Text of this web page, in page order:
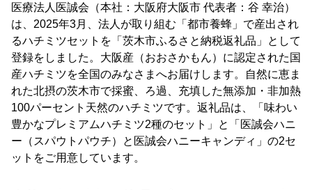
医療法人医誠会（本社：大阪府大阪市 代表者：谷 幸治）
は、2025年3月、法人が取り組む「都市養蜂」で産出され
るハチミツセットを「茨木市ふるさと納税返礼品」として
登録をしました。大阪産（おおさかもん）に認定された国
産ハチミツを全国のみなさまへお届けします。自然に恵ま
れた北摂の茨木市で採蜜、ろ過、充填した無添加・非加熱
100パーセント天然のハチミツです。返礼品は、「味わい
豊かなプレミアムハチミツ2種のセット」と「医誠会ハニ
ー（スパウトパウチ）と医誠会ハニーキャンディ」の2セ
ットをご用意しています。